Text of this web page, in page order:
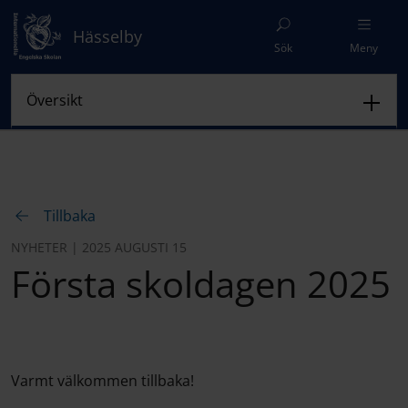
Hässelby
Sök Meny
Tillbaka
NYHETER | 2025 AUGUSTI 15
Första skoldagen 2025
Varmt välkommen tillbaka!